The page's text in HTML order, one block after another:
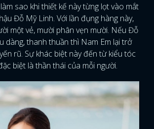
sao khi thiết kế này từng lọt vào mắt
Đỗ Mỹ Linh. Với lần đụng hàng này,
một vẻ, mười phân vẹn mười. Nếu Đỗ
dàng, thanh thuần thì Nam Em lại trở
rũ. Sự khác biệt này đến từ kiểu tóc
biệt là thần thái của mỗi người.